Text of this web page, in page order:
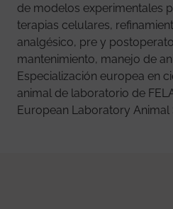
de modelos experimentales
terapias celulares,
analgésico, pre y
mantenimiento, manejo de
Especialización europea en
animal de laboratorio de
European Laboratory Animal